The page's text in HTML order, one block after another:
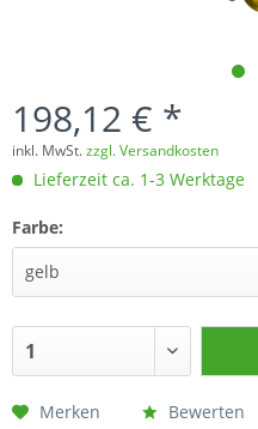
198,12 € *
inkl. MwSt.zzgl. Versandkosten
Lieferzeit ca. 1-3 Werktage
Farbe:
Merken Bewerten